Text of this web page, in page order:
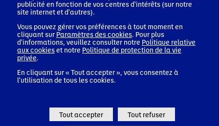
Gestion et en devient la Directrice Financière en 2002. Elle
rejoint en 2007 le groupe ED&F Man, un négociant en matières
premières agricoles notamment actif dans le café, le sucre et
l’alimentation animale, tout d’abord à Londres en tant que
Head of Corporate Finance, Responsable des Fusions-
Acquisitions, puis en Suisse en tant que Directrice Financière
de Vocalfe Holdings, le pôle café du groupe. En 2011, elle est
nommée à la tête de la Direction Financière d’Essilor
International, groupe coté, membre du CAC 40, leader mondial
et membre de son Comité Exécutif. Le 1er décembre 2023, elle
intègre le groupe SGS, leader mondial du testing de
l’inspection et de la certification en qualité de Directrice
publicité en fonction de vos centres d'intérêts (sur notre
site internet et d'autres).
Vous pouvez gérer vos préférences à tout moment en
cliquant sur Paramètres des cookies . Pour plus
d'informations, veuillez consulter notre Politique relative
aux cookieset notre Politique de protection de la vie
privée
En cliquant sur « Tout accepter », vous consentez à
l'utilisation de tous les cookies.
Tout accepter Tout refuser